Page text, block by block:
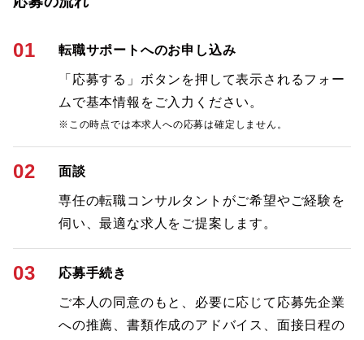
01 転職サポートへのお申し込み
「応募する」ボタンを押して表示されるフォー
ムで基本情報をご入力ください。
※この時点では本求人への応募は確定しません。
02 面談
専任の転職コンサルタントがご希望やご経験を
伺い、最適な求人をご提案します。
03 応募手続き
ご本人の同意のもと、必要に応じて応募先企業
への推薦、書類作成のアドバイス、面接日程の